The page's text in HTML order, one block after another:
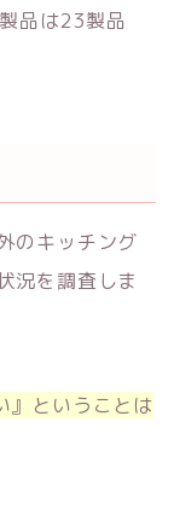
品は23製品
のキッチング
況を調査しま
』ということは